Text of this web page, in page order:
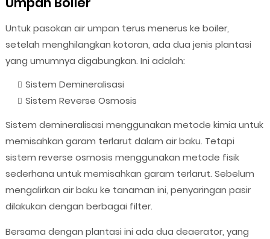
Untuk pasokan air umpan terus menerus ke boiler,
setelah menghilangkan kotoran, ada dua jenis plantasi
yang umumnya digabungkan. Ini adalah:
Sistem Demineralisasi
Sistem Reverse Osmosis
Sistem demineralisasi menggunakan metode kimia untuk
memisahkan garam terlarut dalam air baku. Tetapi
sistem reverse osmosis menggunakan metode fisik
sederhana untuk memisahkan garam terlarut. Sebelum
mengalirkan air baku ke tanaman ini, penyaringan pasir
dilakukan dengan berbagai filter.
Bersama dengan plantasi ini ada dua deaerator, yang